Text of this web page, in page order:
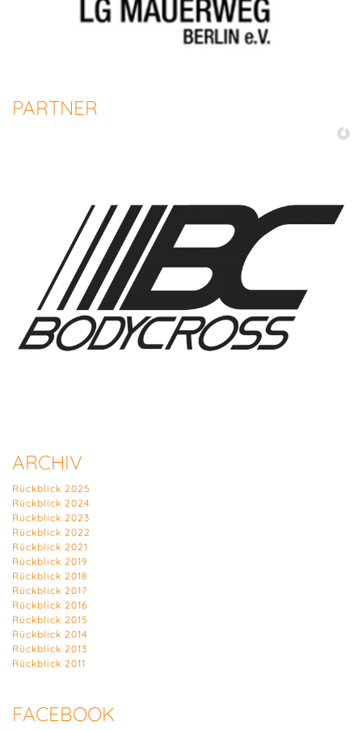
PARTNER
ARCHIV
Rückblick 2025
Rückblick 2024
Rückblick 2023
Rückblick 2022
Rückblick 2021
Rückblick 2019
Rückblick 2018
Rückblick 2017
Rückblick 2016
Rückblick 2015
Rückblick 2014
Rückblick 2013
Rückblick 2011
FACEBOOK